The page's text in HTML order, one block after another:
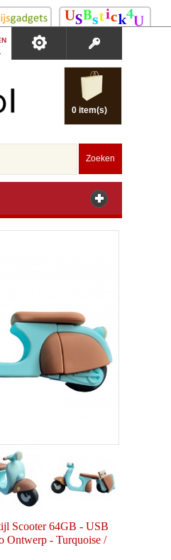
0 item(s)
Zoeken
Scooter 64GB - USB
Ontwerp - Turquoise /